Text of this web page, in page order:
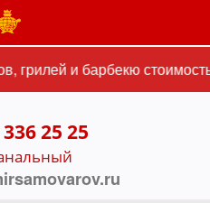
грилей и барбекю
25 25